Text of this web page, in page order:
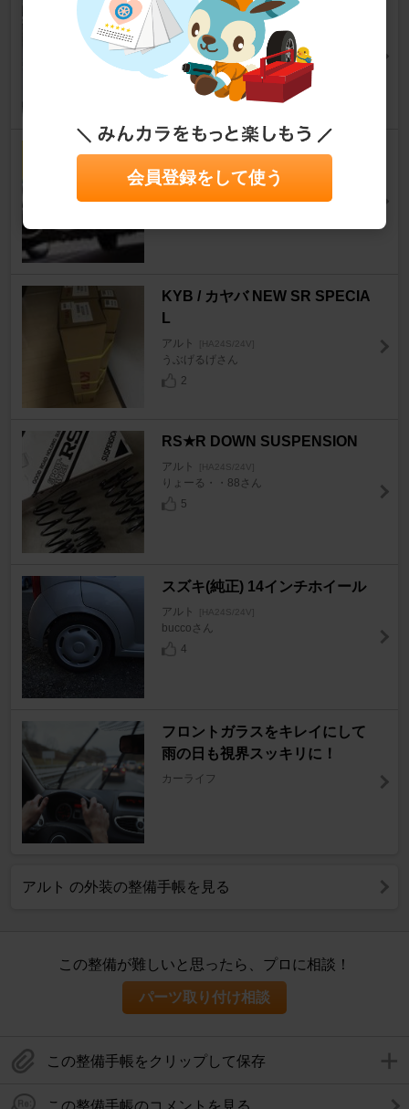
スズキ純正フォグランプの取付
～配線編～
アルト [HA24S/24V]
きたっぺさん
5ZIGEN border-s+
アルト [HA24S/24V]
KYB / カヤバ NEW SR SPECIA
L
アルト [HA24S/24V]
うぶげるげさん
2
RS★R DOWN SUSPENSION
アルト [HA24S/24V]
りょーる・・88さん
5
スズキ(純正) 14インチホイール
アルト [HA24S/24V]
buccoさん
4
フロントガラスをキレイにして
雨の日も視界スッキリに！
カーライフ
アルト の外装の整備手帳を見る
この整備が難しいと思ったら、プロに相談！
パーツ取り付け相談
この整備手帳をクリップして保存
この整備手帳のコメントを見る
会員登録をして使う